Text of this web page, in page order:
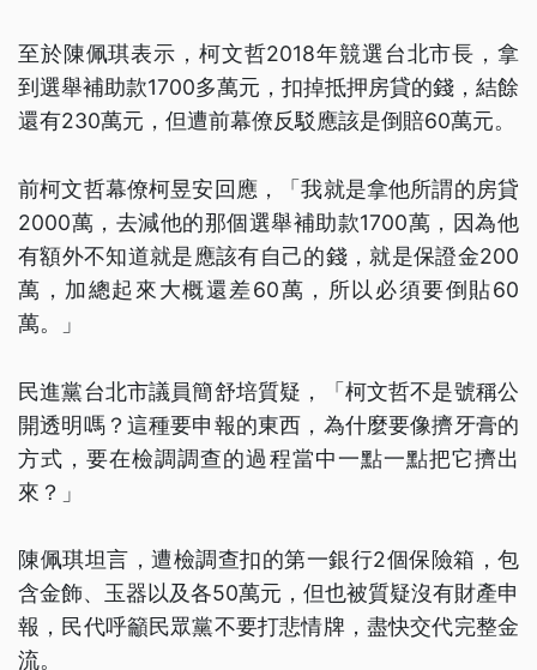
至於陳佩琪表示，柯文哲2018年競選台北市長，拿
到選舉補助款1700多萬元，扣掉抵押房貸的錢，結餘
還有230萬元，但遭前幕僚反駁應該是倒賠60萬元。
前柯文哲幕僚柯昱安回應，「我就是拿他所謂的房貸
2000萬，去減他的那個選舉補助款1700萬，因為他
有額外不知道就是應該有自己的錢，就是保證金200
萬，加總起來大概還差60萬，所以必須要倒貼60
萬。」
民進黨台北市議員簡舒培質疑，「柯文哲不是號稱公
開透明嗎？這種要申報的東西，為什麼要像擠牙膏的
方式，要在檢調調查的過程當中一點一點把它擠出
來？」
陳佩琪坦言，遭檢調查扣的第一銀行2個保險箱，包
含金飾、玉器以及各50萬元，但也被質疑沒有財產申
報，民代呼籲民眾黨不要打悲情牌，盡快交代完整金
流。